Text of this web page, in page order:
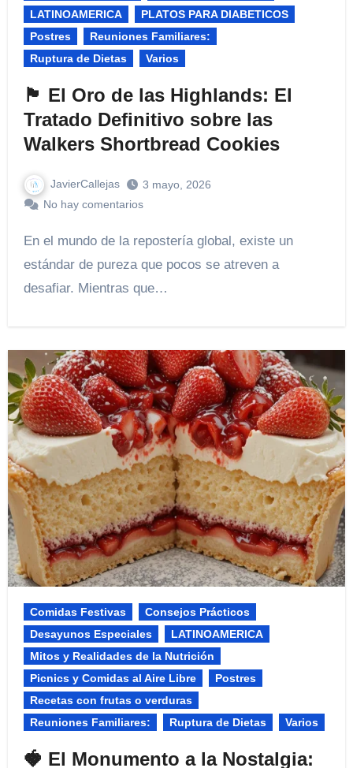
LATINOAMERICA
PLATOS PARA DIABETICOS
Postres
Reuniones Familiares:​
Ruptura de Dietas
Varios
🏴󠁧󠁢󠁳󠁣󠁴󠁿 El Oro de las Highlands: El
Tratado Definitivo sobre las
Walkers Shortbread Cookies
JavierCallejas
3 mayo, 2026
No hay comentarios
En el mundo de la repostería global, existe un
estándar de pureza que pocos se atreven a
desafiar. Mientras que…
Comidas Festivas​
Consejos Prácticos
Desayunos Especiales
LATINOAMERICA
Mitos y Realidades de la Nutrición​
Picnics y Comidas al Aire Libre​
Postres
Recetas con frutas o verduras
Reuniones Familiares:​
Ruptura de Dietas Varios
🍓 El Monumento a la Nostalgia: